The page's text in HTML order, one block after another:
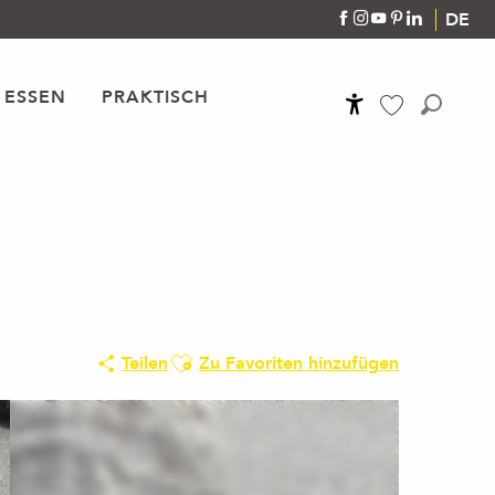
DE
PRAKTISCH
TeilenAjouter aux favoris
Zu Favoriten hinzufügen